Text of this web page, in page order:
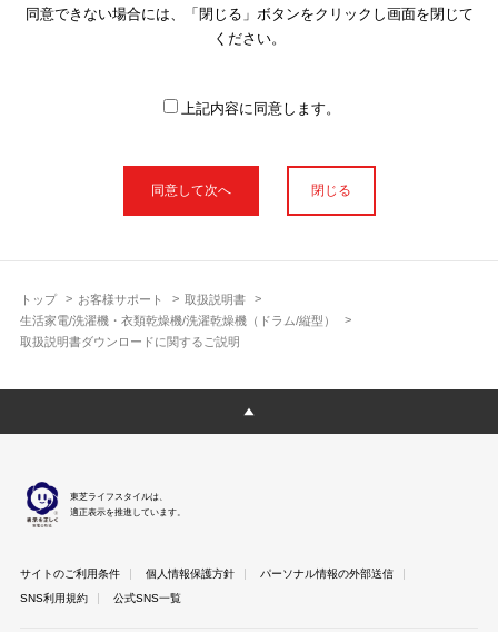
トップ お客様サポート
取扱説明書
生活家電/洗濯機・衣類乾燥機/洗濯乾燥機（ドラム/縦型）
取扱説明書ダウンロードに関するご説明
後のマイナーチェンジ等で変更になる場合がございます。本サイ
トに公開されている取扱説明書の内容とお手持ちの製品の仕様に
使用上のご注意や安全上のご注意、また測定基準や数値等は取扱
説明書が作成された時点での基準に応じた内容となっております
明書以外の印刷物が同梱されている場合がありますが、本サイト
ではそれらを全て公開しておりませんのであらかじめご了承くだ
さい。
ございますのであらかじめご了承ください。
のであらかじめご了承ください。
同意できない場合には、「閉じる」ボタンをクリックし画面を閉じて
ください。
上記内容に同意します。
閉じる
東芝ライフスタイルは、
適正表示を推進しています。
サイトのご利用条件 個人情報保護方針
パーソナル情報の外部送信
SNS利用規約
公式SNS一覧